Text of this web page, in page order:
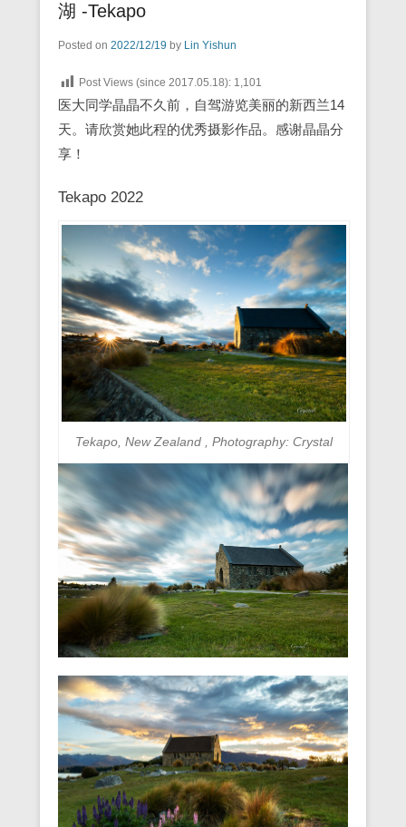
湖 -Tekapo
Posted on 2022/12/19 by Lin Yishun
Post Views (since 2017.05.18): 1,101
医大同学晶晶不久前，自驾游览美丽的新西兰14
天。请欣赏她此程的优秀摄影作品。感谢晶晶分
享！
Tekapo 2022
Tekapo, New Zealand , Photography: Crystal